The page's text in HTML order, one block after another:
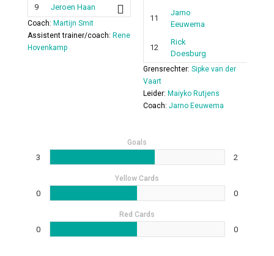
9 Jeroen Haan
Coach: Martijn Smit
Assistent trainer/coach: Rene
Hovenkamp
11
Jarno
Eeuwema
12
Rick
Doesburg
Grensrechter: Sipke van der
Vaart
Leider: Maiyko Rutjens
Coach: Jarno Eeuwema
Goals
3 2
Yellow Cards
0 0
Red Cards
0 0